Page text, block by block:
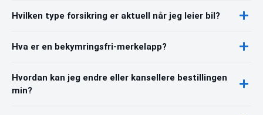
Hvilken type forsikring er aktuell når jeg leier bil?
Hva er en bekymringsfri-merkelapp?
Hvordan kan jeg endre eller kansellere bestillingen
min?